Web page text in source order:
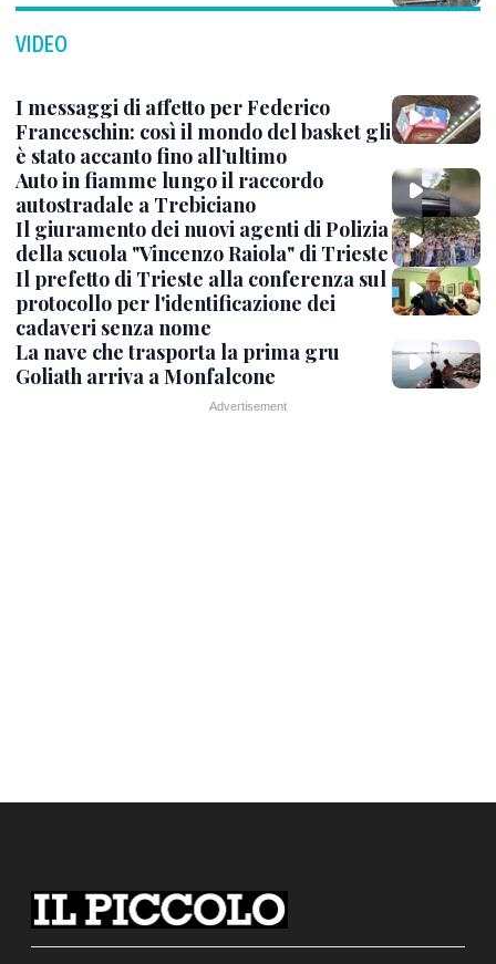
VIDEO
I messaggi di affetto per Federico
Franceschin: così il mondo del basket gli
è stato accanto fino all’ultimo
Auto in fiamme lungo il raccordo
autostradale a Trebiciano
Il giuramento dei nuovi agenti di Polizia
della scuola "Vincenzo Raiola" di Trieste
Il prefetto di Trieste alla conferenza sul
protocollo per l'identificazione dei
cadaveri senza nome
La nave che trasporta la prima gru
Goliath arriva a Monfalcone